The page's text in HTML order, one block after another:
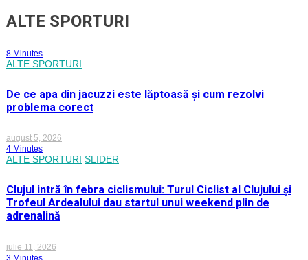
ALTE SPORTURI
8 Minutes
ALTE SPORTURI
De ce apa din jacuzzi este lăptoasă și cum rezolvi
problema corect
august 5, 2026
4 Minutes
ALTE SPORTURI SLIDER
Clujul intră în febra ciclismului: Turul Ciclist al Clujului și
Trofeul Ardealului dau startul unui weekend plin de
adrenalină
iulie 11, 2026
3 Minutes